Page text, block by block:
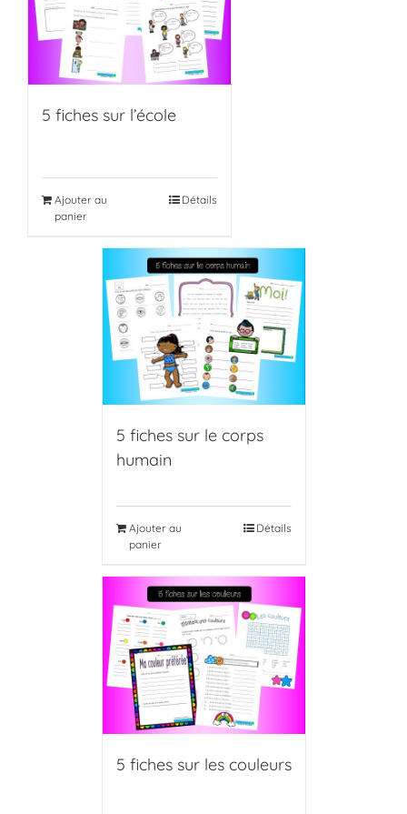
5 fiches sur l’école
Ajouter au
panier
Détails
5 fiches sur le corps
humain
Ajouter au
panier
Détails
5 fiches sur les couleurs